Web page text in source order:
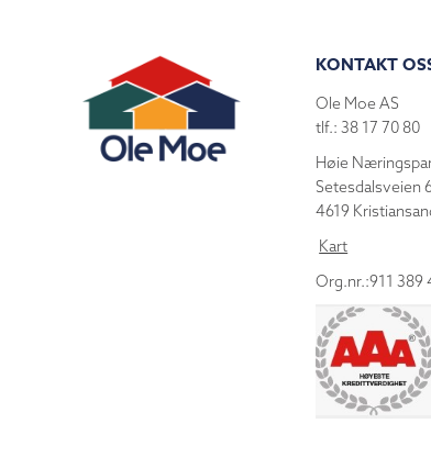
KONTAKT
Ole Moe AS
tlf.: 38 17 70 80
Høie
Setesdalsveien
4619
Kart
Org.nr.:911 389